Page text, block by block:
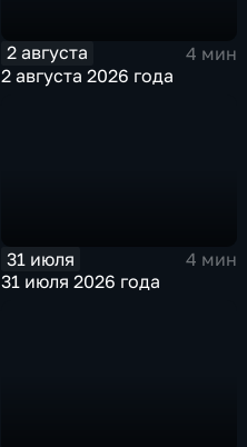
2 августа
4 мин
2 августа 2026 года
31 июля
4 мин
31 июля 2026 года